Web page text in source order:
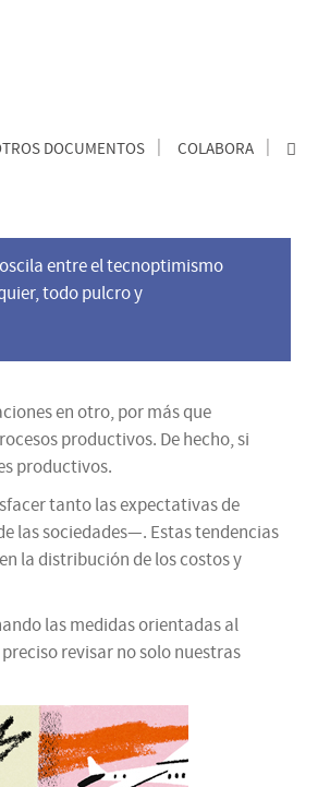
DOCUMENTOS COLABORA
entre el tecnoptimismo
todo pulcro y
en otro, por más que
productivos. De hecho, si
productivos.
tanto las expectativas de
las sociedades—. Estas tendencias
la distribución de los costos y
las medidas orientadas al
revisar no solo nuestras